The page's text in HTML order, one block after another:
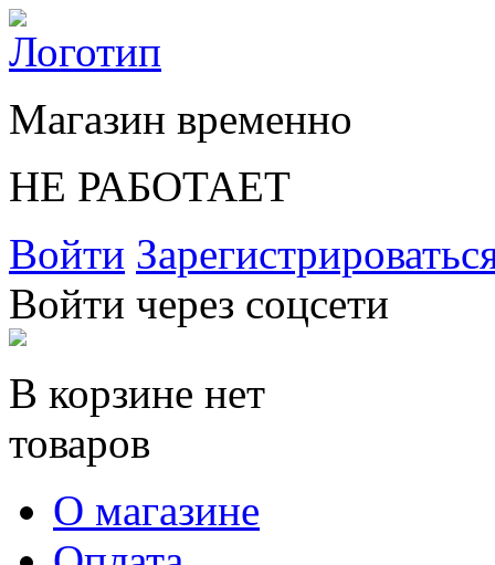
Магазин временно
НЕ РАБОТАЕТ
Войти
Войти через соцсети
В корзине нет
товаров
О магазине